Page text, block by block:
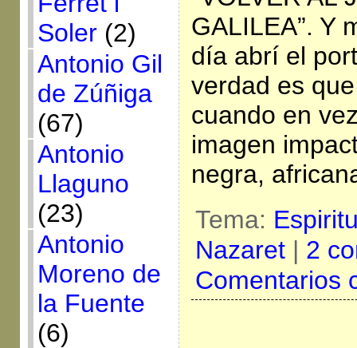
Soler(2)
Antonio Gil
de Zúñiga
(67)
Antonio
Llaguno
(23)
Antonio
Moreno de
la Fuente
(6)
GALILEA”. Y
día abrí el
verdad es
cuando en
imagen
negra,
Tema:
Nazaret| 2
Comentarios